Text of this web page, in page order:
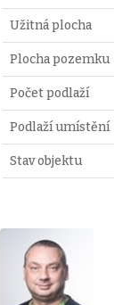
Užitná plocha
Plocha pozemku
Počet podlaží
Podlaží umístění
Stav objektu